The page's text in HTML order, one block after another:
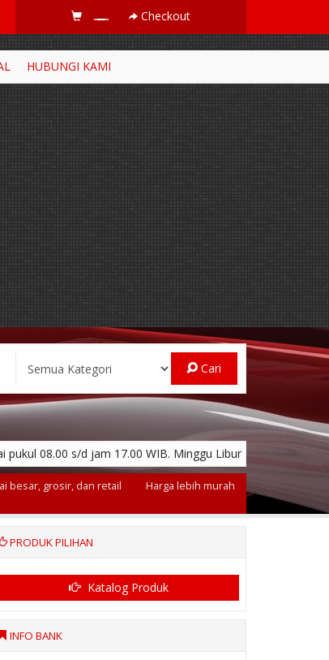
Checkout
HUBUNGI KAMI
Cari
pukul 08.00 s/d jam 17.00 WIB. Minggu Libur
besar, grosir, dan retail
Harga lebih murah
PRODUK PILIHAN
Katalog Produk
INFO BANK